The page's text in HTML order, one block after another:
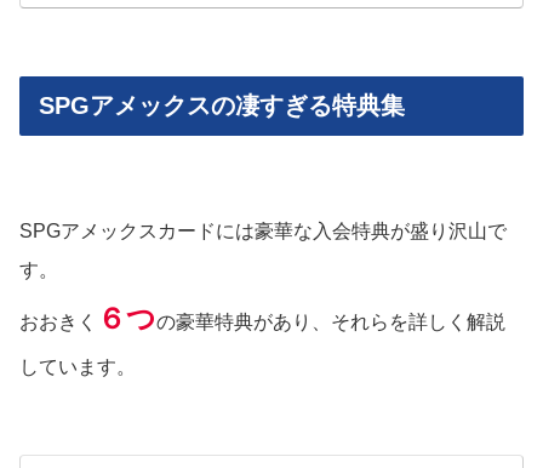
SPGアメックスの凄すぎる特典集
SPGアメックスカードには豪華な入会特典が盛り沢山で
す。
おおきく ６つの豪華特典があり、それらを詳しく解説
しています。